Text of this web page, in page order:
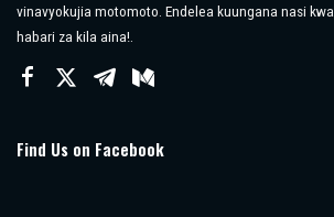
vinavyokujia motomoto. Endelea kuungana nasi kwa
habari za kila aina!.
Find Us on Facebook